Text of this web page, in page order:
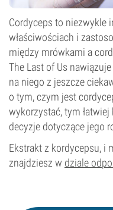
Cordyceps to niezwykle
właściwościach i
między mrówkami a
The Last of Us
na niego z jeszcze
o tym, czym jest
wykorzystać, tym
decyzje dotyczące jego
Ekstrakt z kordycepsu, i
znajdziesz w dziale